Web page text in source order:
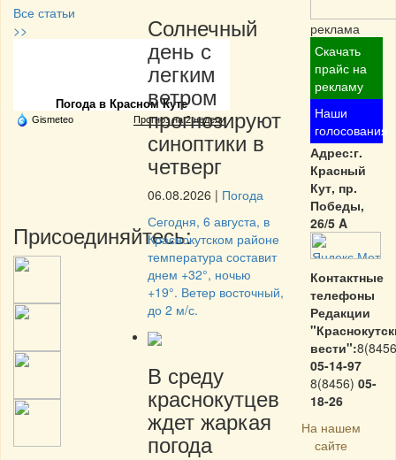
Все статьи
>>
Частная реклама
Погода в Красном Куте
Gismeteo Прогноз на 2 недели
Присоединяйтесь:
Солнечный
день с
легким
ветром
прогнозируют
синоптики в
четверг
06.08.2026 | Погода
Сегодня, 6 августа, в
Краснокутском районе
температура составит
днем +32°, ночью
+19°. Ветер восточный,
до 2 м/с.
В среду
краснокутцев
ждет жаркая
погода
реклама
Скачать
прайс на
рекламу
Наши
голосования
Адрес:г.
Красный
Кут, пр.
Победы,
26/5 A
Контактные
телефоны
Редакции
вести":
05-14-97
8(8456) 05-
18-26
На нашем
сайте